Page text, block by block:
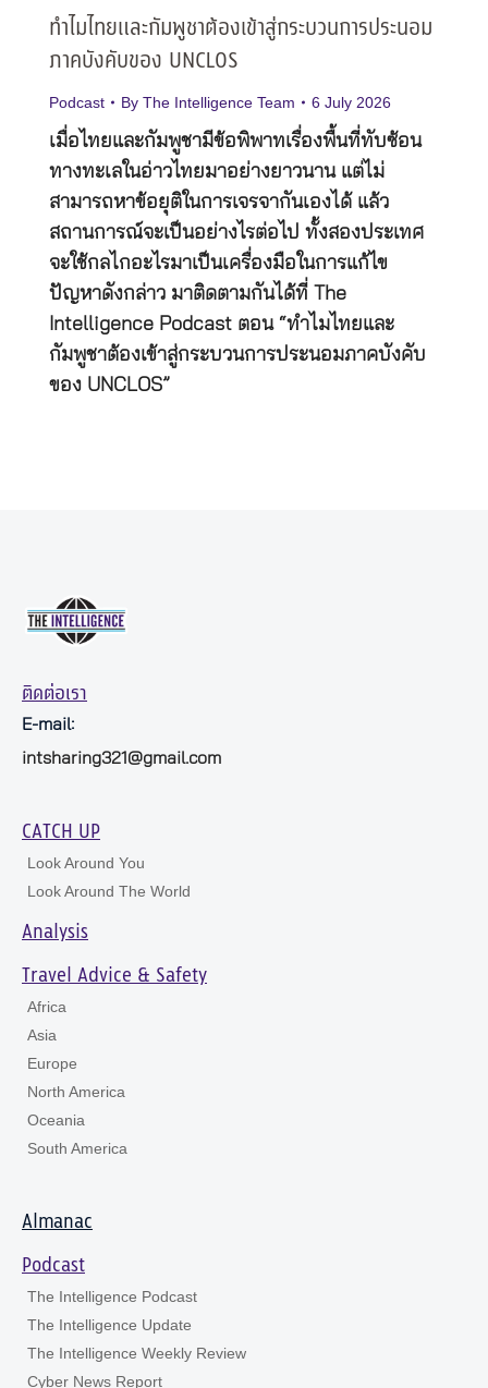
ทำไมไทยและกัมพูชาต้องเข้าสู่กระบวนการประนอม
ภาคบังคับของ UNCLOS
Podcast By The Intelligence Team 6 July 2026
เมื่อไทยและกัมพูชามีข้อพิพาทเรื่องพื้นที่ทับซ้อน
ทางทะเลในอ่าวไทยมาอย่างยาวนาน แต่ไม่
สามารถหาข้อยุติในการเจรจากันเองได้ แล้ว
สถานการณ์จะเป็นอย่างไรต่อไป ทั้งสองประเทศ
จะใช้กลไกอะไรมาเป็นเครื่องมือในการแก้ไข
ปัญหาดังกล่าว มาติดตามกันได้ที่ The
Intelligence Podcast ตอน “ทำไมไทยและ
กัมพูชาต้องเข้าสู่กระบวนการประนอมภาคบังคับ
ของ UNCLOS”
ติดต่อเรา
E-mail:
intsharing321@gmail.com
CATCH UP
Look Around You
Look Around The World
Analysis
Travel Advice & Safety
Africa
Asia
Europe
North America
Oceania
South America
Almanac
Podcast
The Intelligence Podcast
The Intelligence Update
The Intelligence Weekly Review
Cyber News Report